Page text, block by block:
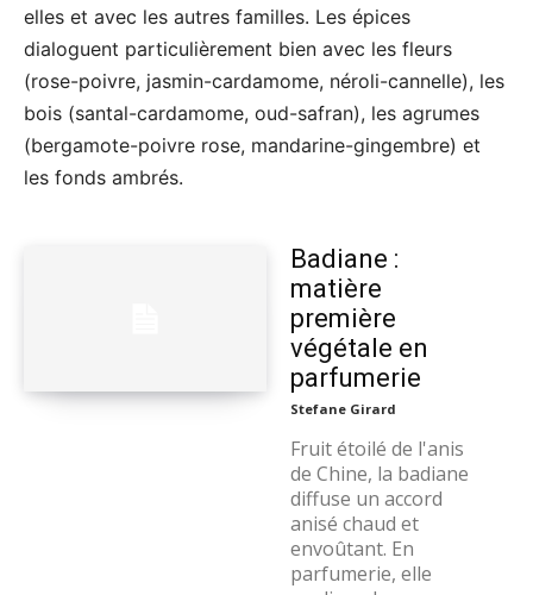
elles et avec les autres familles. Les épices
dialoguent particulièrement bien avec les fleurs
(rose-poivre, jasmin-cardamome, néroli-cannelle), les
bois (santal-cardamome, oud-safran), les agrumes
(bergamote-poivre rose, mandarine-gingembre) et
les fonds ambrés.
Badiane :
matière
première
végétale en
parfumerie
Stefane Girard
Fruit étoilé de l'anis
de Chine, la badiane
diffuse un accord
anisé chaud et
envoûtant. En
parfumerie, elle